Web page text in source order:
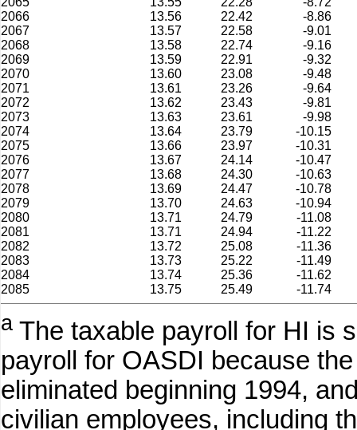
2066
13.56 22.42
-8.86
2067
13.57 22.58
-9.01
2068
13.58 22.74
-9.16
2069
13.59 22.91
-9.32
2070
13.60 23.08
-9.48
2071
13.61 23.26
-9.64
2072
13.62 23.43
-9.81
2073
13.63 23.61
-9.98
2074
13.64 23.79
-10.15
2075
13.66 23.97
-10.31
2076
13.67 24.14
-10.47
2077
13.68 24.30
-10.63
2078
13.69 24.47
-10.78
2079
13.70 24.63
-10.94
2080
13.71 24.79
-11.08
2081
13.71 24.94
-11.22
2082
13.72 25.08
-11.36
2083
13.73 25.22
-11.49
2084
13.74 25.36
-11.62
2085
13.75 25.49 -11.74
a The taxable payroll for HI is
payroll for OASDI because
eliminated beginning 1994,
civilian employees, including